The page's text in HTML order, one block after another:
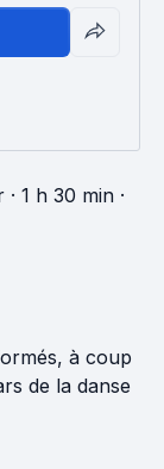
· 1 h 30 min ·
à coup
de la danse